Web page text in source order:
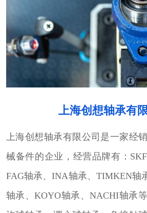
上海创想轴承有
上海创想轴承有限公司是一家经
械备件的企业，经营品牌有：
FAG轴承、INA轴承、TIMKEN轴
轴承、KOYO轴承、NACHI轴承